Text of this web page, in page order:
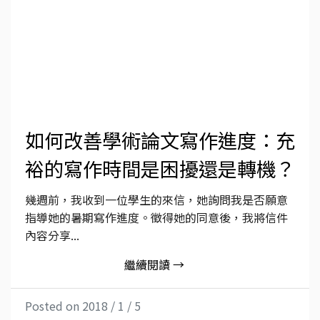
如何改善學術論文寫作進度：充
裕的寫作時間是困擾還是轉機？
幾週前，我收到一位學生的來信，她詢問我是否願意
指導她的暑期寫作進度。徵得她的同意後，我將信件
內容分享...
繼續閱讀 →
Posted on 2018 / 1 / 5